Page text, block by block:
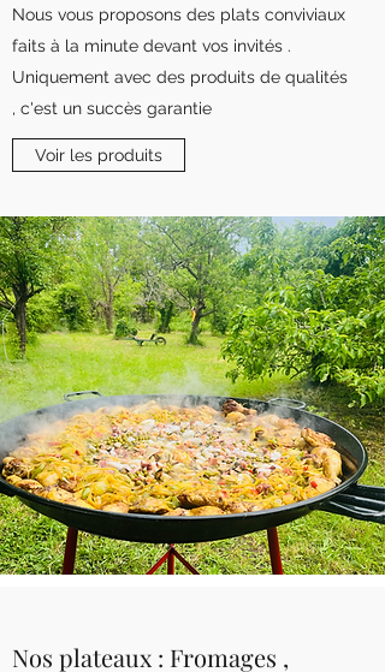
Nous vous proposons des plats conviviaux
faits à la minute devant vos invités .
Uniquement avec des produits de qualités
, c'est un succès garantie
Voir les produits
Nos plateaux : Fromages ,